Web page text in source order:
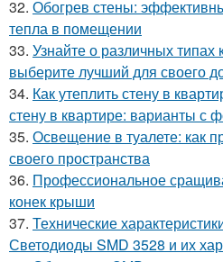
32. Обогрев стены:
тепла в помещении
33. Узнайте о различных
выберите лучший для своего
34. Как утеплить стену в
стену в квартире: варианты с
35. Освещение в туалете: как
своего пространства
36. Профессиональное
конек крыши
37. Технические
Светодиоды SMD 3528 и их